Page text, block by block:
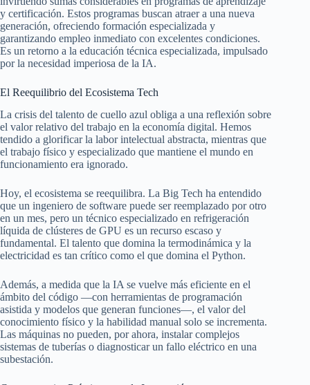
y certificación. Estos programas buscan atraer a una nueva
generación, ofreciendo formación especializada y
garantizando empleo inmediato con excelentes condiciones.
Es un retorno a la educación técnica especializada, impulsado
por la necesidad imperiosa de la IA.
El Reequilibrio del Ecosistema Tech
La crisis del talento de cuello azul obliga a una reflexión sobre
el valor relativo del trabajo en la economía digital. Hemos
tendido a glorificar la labor intelectual abstracta, mientras que
el trabajo físico y especializado que mantiene el mundo en
funcionamiento era ignorado.
Hoy, el ecosistema se reequilibra. La Big Tech ha entendido
que un ingeniero de software puede ser reemplazado por otro
en un mes, pero un técnico especializado en refrigeración
líquida de clústeres de GPU es un recurso escaso y
fundamental. El talento que domina la termodinámica y la
electricidad es tan crítico como el que domina el Python.
Además, a medida que la IA se vuelve más eficiente en el
ámbito del código —con herramientas de programación
asistida y modelos que generan funciones—, el valor del
conocimiento físico y la habilidad manual solo se incrementa.
Las máquinas no pueden, por ahora, instalar complejos
sistemas de tuberías o diagnosticar un fallo eléctrico en una
subestación.